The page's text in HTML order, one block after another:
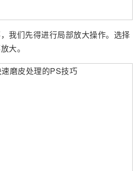
我们先得进行局部放大操作。选择
大。